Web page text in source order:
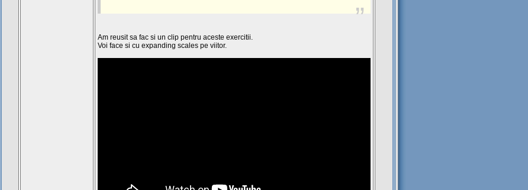
Am reusit sa fac si un clip pentru aceste exercitii.
Voi face si cu expanding scales pe viitor.